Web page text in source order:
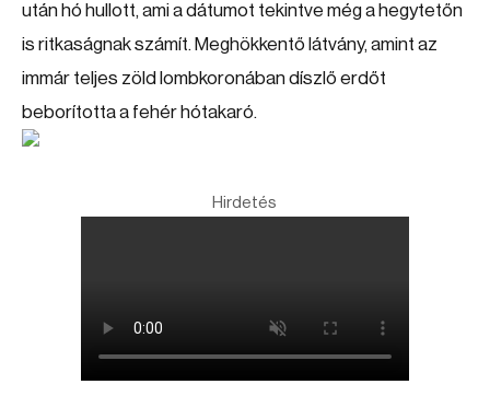
után hó hullott, ami a dátumot tekintve még a hegytetőn
is ritkaságnak számít. Meghökkentő látvány, amint az
immár teljes zöld lombkoronában díszlő erdőt
beborította a fehér hótakaró.
Hirdetés